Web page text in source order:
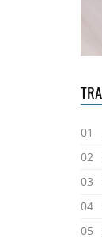
01
02
03
04
05